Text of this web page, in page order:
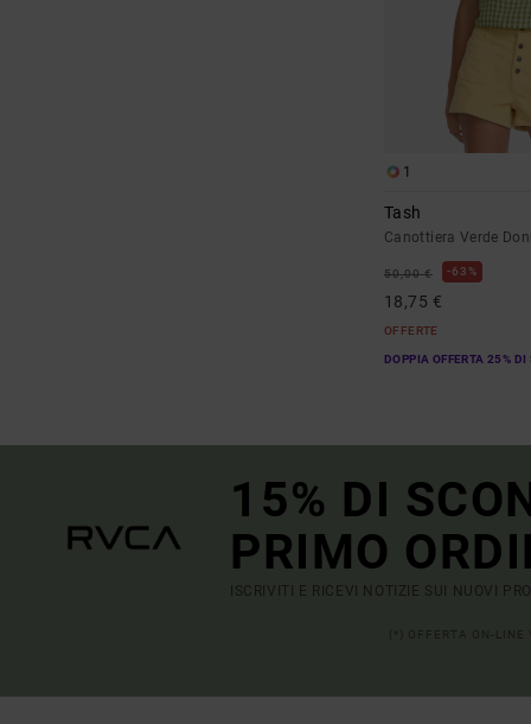
1
Tash
Canottiera Verde
50,00 € 63%
18,75 €
OFFERTE
DOPPIA OFFERTA 25% DI
15% DI
PRIMO
ISCRIVITI E RICEVI NOTIZIE SUI NUOVI